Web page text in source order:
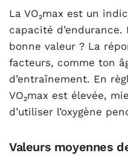
La VO₂max est un
capacité d’endurance.
bonne valeur ? La
facteurs, comme ton
d’entraînement. En
VO₂max est élevée,
d’utiliser l’oxygène
Valeurs moyennes